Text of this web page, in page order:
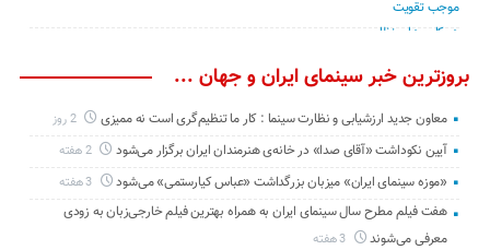
بروزترین خبر سینمای ایران و جهان ...
معاون جدید ارزشیابی و نظارت سینما : کار ما تنظیم‌گری است نه ممیزی 2 روز
آیین نکوداشت «آقای صدا» در خانه‌ی هنرمندان ایران برگزار می‌شود 2 هفته
«موزه سینمای ایران» میزبان بزرگداشت «عباس کیارستمی» می‌شود 3 هفته
هفت فیلم مطرح سال سینمای ایران به همراه بهترین فیلم خارجی‌زبان به زودی
معرفی می‌شوند
3 هفته